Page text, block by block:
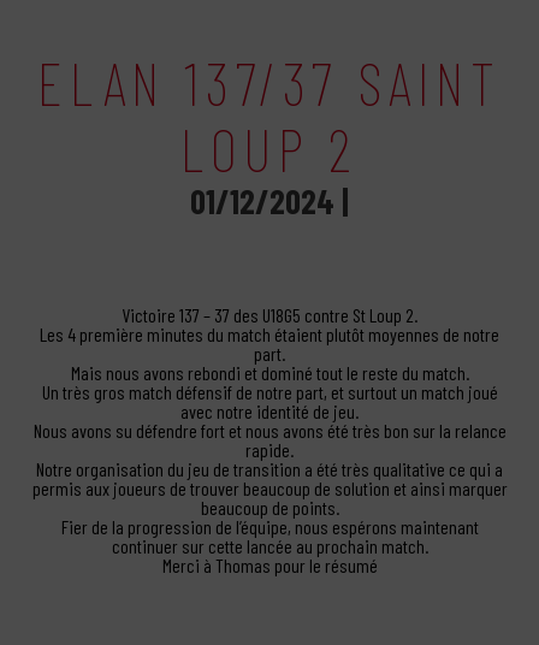
ELAN 137/37 SAINT
LOUP 2
01/12/2024 |
Victoire 137 – 37 des U18G5 contre St Loup 2.
Les 4 première minutes du match étaient plutôt moyennes de notre
part.
Mais nous avons rebondi et dominé tout le reste du match.
Un très gros match défensif de notre part, et surtout un match joué
avec notre identité de jeu.
Nous avons su défendre fort et nous avons été très bon sur la relance
rapide.
Notre organisation du jeu de transition a été très qualitative ce qui a
permis aux joueurs de trouver beaucoup de solution et ainsi marquer
beaucoup de points.
Fier de la progression de l’équipe, nous espérons maintenant
continuer sur cette lancée au prochain match.
Merci à Thomas pour le résumé